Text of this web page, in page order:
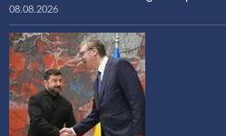
08.08.2026